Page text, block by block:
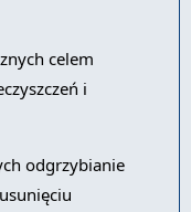
celem
i
odgrzybianie